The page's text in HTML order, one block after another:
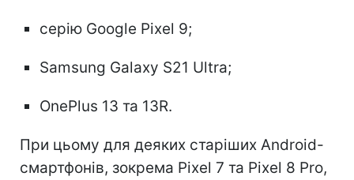
серію Google Pixel 9;
Samsung Galaxy S21 Ultra;
OnePlus 13 та 13R.
При цьому для деяких старіших Android-
смартфонів, зокрема Pixel 7 та Pixel 8 Pro,